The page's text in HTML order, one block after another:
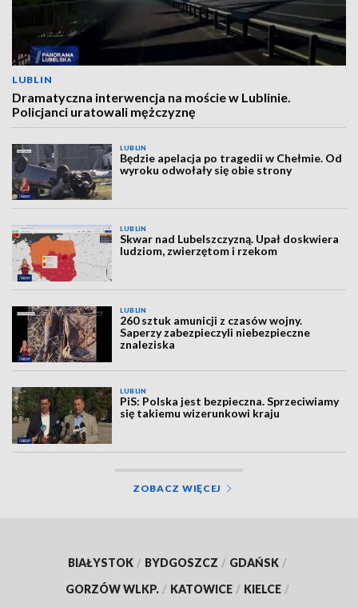
LUBLIN
Dramatyczna interwencja na moście w Lublinie.
Policjanci uratowali mężczyznę
LUBLIN
Będzie apelacja po tragedii w Chełmie. Od
wyroku odwołały się obie strony
LUBLIN
Skwar nad Lubelszczyzną. Upał doskwiera
ludziom, zwierzętom i rzekom
LUBLIN
260 sztuk amunicji z czasów wojny.
Saperzy zabezpieczyli niebezpieczne
znaleziska
LUBLIN
PiS: Polska jest bezpieczna. Sprzeciwiamy
się takiemu wizerunkowi kraju
ZOBACZ WIĘCEJ
BIAŁYSTOK / BYDGOSZCZ / GDAŃSK /
GORZÓW WLKP. / KATOWICE / KIELCE /